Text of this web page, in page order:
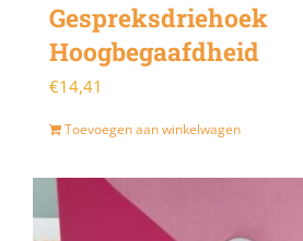
Gespreksdriehoek
Hoogbegaafdheid
€14,41
Toevoegen aan winkelwagen